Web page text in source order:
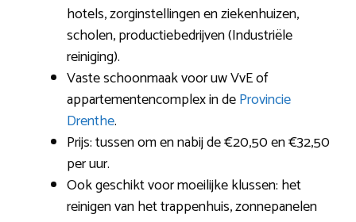
hotels, zorginstellingen en ziekenhuizen,
scholen, productiebedrijven (Industriële
reiniging).
Vaste schoonmaak voor uw VvE of
appartementencomplex in deProvincie
Drenthe.
Prijs: tussen om en nabij de €20,50 en €32,50
per uur.
Ook geschikt voor moeilijke klussen: het
reinigen van het trappenhuis, zonnepanelen